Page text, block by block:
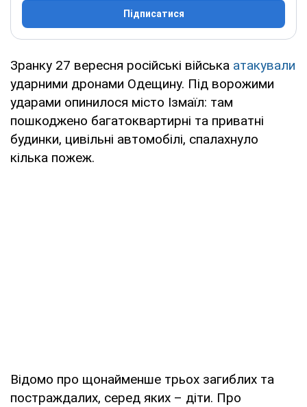
Підписатися
Зранку 27 вересня російські війська атакували
ударними дронами Одещину. Під ворожими
ударами опинилося місто Ізмаїл: там
пошкоджено багатоквартирні та приватні
будинки, цивільні автомобілі, спалахнуло
кілька пожеж.
Відомо про щонайменше трьох загиблих та
постраждалих, серед яких – діти. Про